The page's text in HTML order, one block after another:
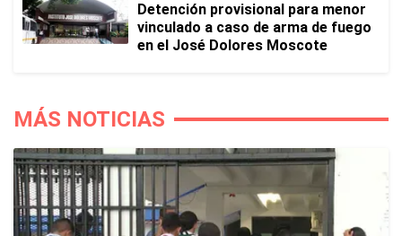
Detención provisional para menor
vinculado a caso de arma de fuego
en el José Dolores Moscote
MÁS NOTICIAS